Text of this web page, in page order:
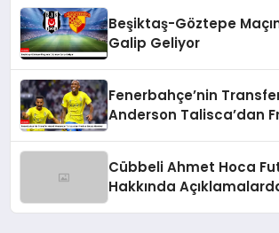
Beşiktaş-Göztepe
Galip Geliyor
Fenerbahçe’nin
Anderson Talisca’dan
Cübbeli Ahmet Hoca
Hakkında